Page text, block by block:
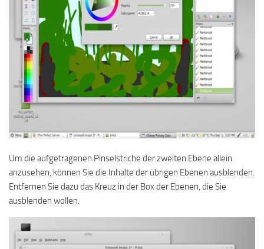
Um die aufgetragenen Pinselstriche der zweiten Ebene allein
anzusehen, können Sie die Inhalte der übrigen Ebenen ausblenden.
Entfernen Sie dazu das Kreuz in der Box der Ebenen, die Sie
ausblenden wollen.